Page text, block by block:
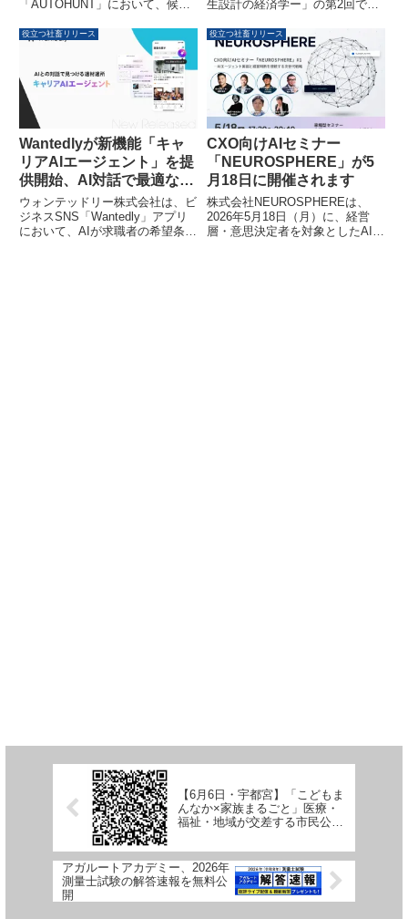
して活用
「AUTOHUNT」において、候補
「SNS連携型タレントプール機
能」の提供を正式に開始しまし
た。これにより、過去の候補者デ
ータを“今アプローチできる採用
資産”として再活用することが可
能になります。
生設計の経済学ー」の第2回で
て経済学的な視点から解説されて
います。AIによる予測コストの低
下がもたらす社会の変化や、人間
と機械の新たな分業のあり方につ
いて考察されています。
役立つ社畜リリース
Wantedlyが新機能「キャ
リアAIエージェント」を提
供開始、AI対話で最適な仕
事探しを支援
ウォンテッドリー株式会社は、ビ
ジネスSNS「Wantedly」アプリ
において、AIが求職者の希望条件
役立つ社畜リリース
CXO向けAIセミナー
「NEUROSPHERE」が5
月18日に開催されます
株式会社NEUROSPHEREは、
2026年5月18日（月）に、経営
層・意思決定者を対象としたAI実
【6月6日・宇都宮】「こどもま
んなか×家族まるごと」医療・
福祉・地域が交差する市民公開
アガルートアカデミー、2026年
測量士試験の解答速報を無料公
開